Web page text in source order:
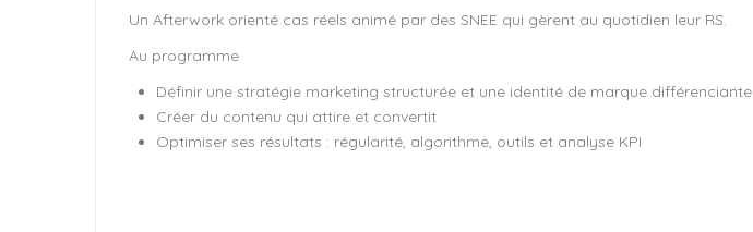
Un Afterwork orienté cas réels animé par des SNEE qui gèrent au quotidien leur RS.
Au programme
Définir une stratégie marketing structurée et une identité de marque différenciante
Créer du contenu qui attire et convertit
Optimiser ses résultats : régularité, algorithme, outils et analyse KPI